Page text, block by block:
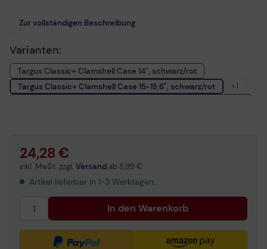
Zur vollständigen Beschreibung
Varianten:
Targus Classic+ Clamshell Case 14", schwarz/rot
Targus Classic+ Clamshell Case 15-15,6", schwarz/rot
+1
24,28 €
inkl. MwSt. zzgl. Versand ab 5,99 €
Artikel lieferbar in 1-3 Werktagen.
In den Warenkorb